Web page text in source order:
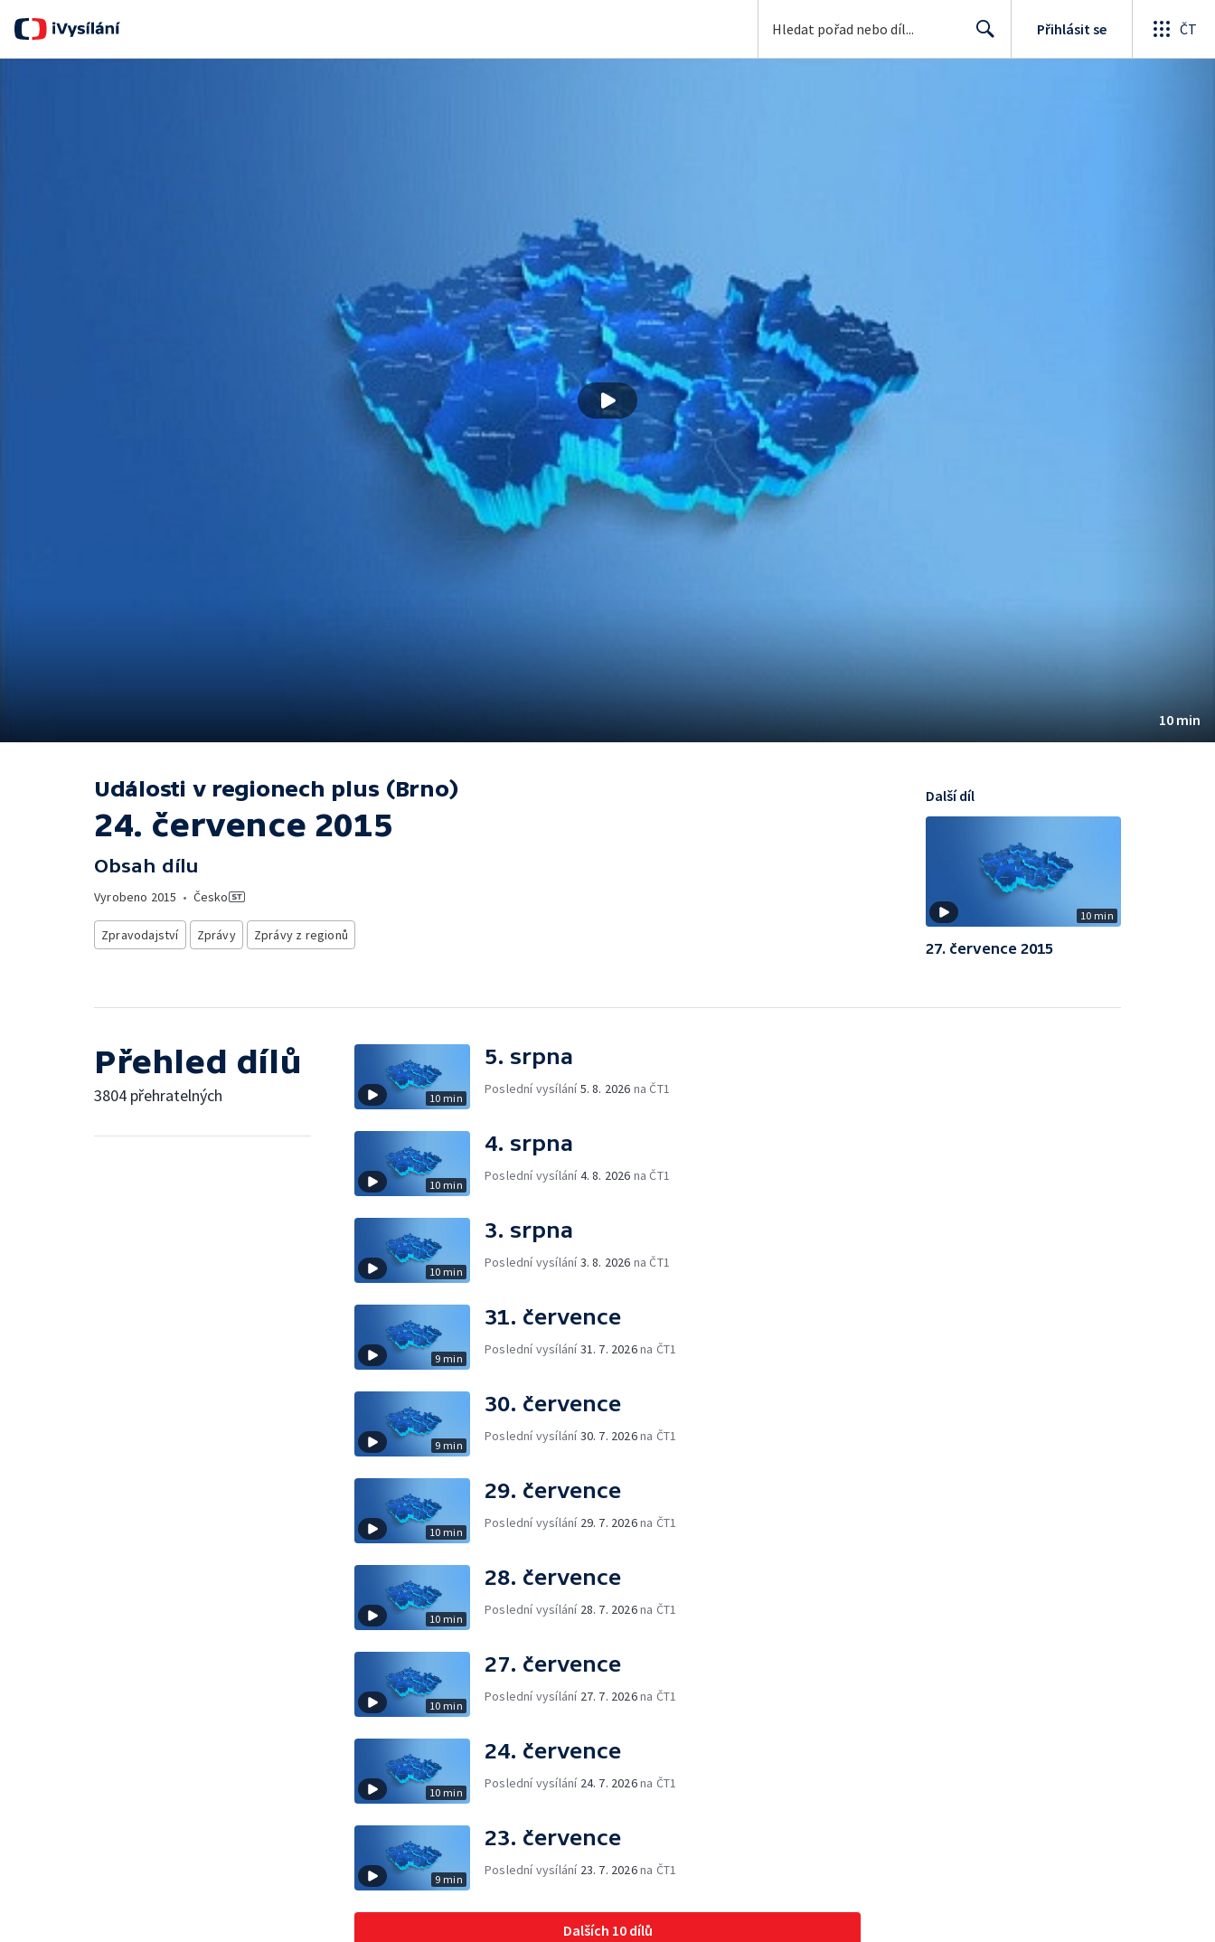
Přihlásit se ČT
10 min
Události v regionech plus (Brno)
24. července 2015
Obsah dílu
Vyrobeno 2015 • Česko
Zpravodajství Zprávy Zprávy z regionů
10 min
Další díl
27. července 2015
Přehled dílů
3804 přehratelných 10 min
5. srpna
Poslední vysílání5. 8. 2026 na ČT1
10 min
4. srpna
Poslední vysílání4. 8. 2026 na ČT1
10 min
3. srpna
Poslední vysílání3. 8. 2026 na ČT1
9 min
31. července
Poslední vysílání31. 7. 2026na ČT1
9 min
30. července
Poslední vysílání30. 7. 2026na ČT1
10 min
29. července
Poslední vysílání 29. 7. 2026na ČT1
10 min
28. července
Poslední vysílání 28. 7. 2026na ČT1
10 min
27. července
Poslední vysílání 27. 7. 2026na ČT1
10 min
24. července
Poslední vysílání 24. 7. 2026na ČT1
9 min
23. července
Poslední vysílání 23. 7. 2026na ČT1
Dalších 10 dílů